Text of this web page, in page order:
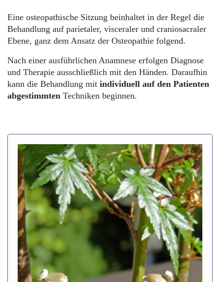
Eine osteopathische Sitzung beinhaltet in der Regel die
Behandlung auf parietaler, visceraler und craniosacraler
Ebene, ganz dem Ansatz der Osteopathie folgend.
Nach einer ausführlichen Anamnese erfolgen Diagnose
und Therapie ausschließlich mit den Händen. Daraufhin
kann die Behandlung mit individuell auf den Patienten
abgestimmten Techniken beginnen.